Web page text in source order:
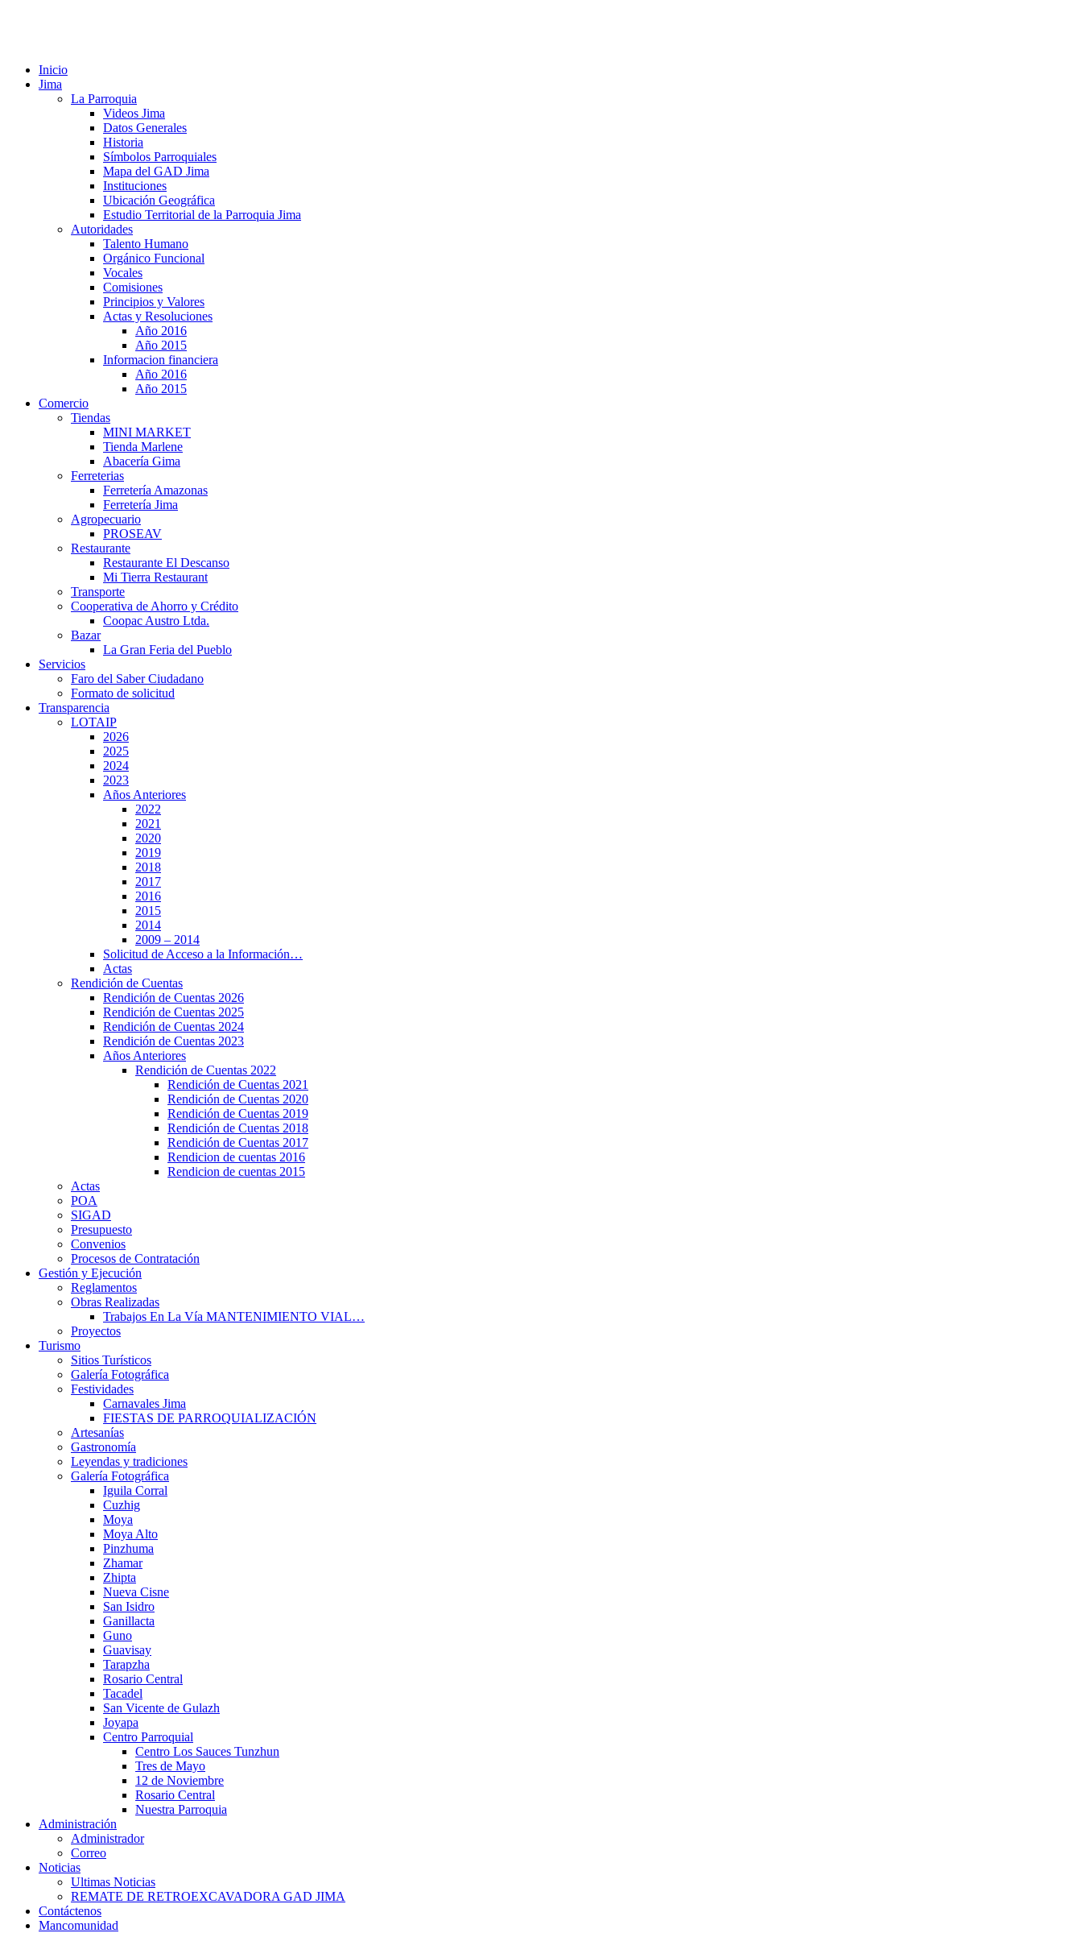
Inicio
Jima
La Parroquia
Videos Jima
Datos Generales
Historia
Símbolos Parroquiales
Mapa del GAD Jima
Instituciones
Ubicación Geográfica
Estudio Territorial de la Parroquia Jima
Autoridades
Talento Humano
Orgánico Funcional
Vocales
Comisiones
Principios y Valores
Actas y Resoluciones
Año 2016
Año 2015
Informacion financiera
Año 2016
Año 2015
Comercio
Tiendas
MINI MARKET
Tienda Marlene
Abacería Gima
Ferreterias
Ferretería Amazonas
Ferretería Jima
Agropecuario
PROSEAV
Restaurante
Restaurante El Descanso
Mi Tierra Restaurant
Transporte
Cooperativa de Ahorro y Crédito
Coopac Austro Ltda.
Bazar
La Gran Feria del Pueblo
Servicios
Faro del Saber Ciudadano
Formato de solicitud
Transparencia
LOTAIP
2026
2025
2024
2023
Años Anteriores
2022
2021
2020
2019
2018
2017
2016
2015
2014
2009 – 2014
Solicitud de Acceso a la Información…
Actas
Rendición de Cuentas
Rendición de Cuentas 2026
Rendición de Cuentas 2025
Rendición de Cuentas 2024
Rendición de Cuentas 2023
Años Anteriores
Rendición de Cuentas 2022
Rendición de Cuentas 2021
Rendición de Cuentas 2020
Rendición de Cuentas 2019
Rendición de Cuentas 2018
Rendición de Cuentas 2017
Rendicion de cuentas 2016
Rendicion de cuentas 2015
Actas
POA
SIGAD
Presupuesto
Convenios
Procesos de Contratación
Gestión y Ejecución
Reglamentos
Obras Realizadas
Trabajos En La Vía MANTENIMIENTO VIAL…
Proyectos
Turismo
Sitios Turísticos
Galería Fotográfica
Festividades
Carnavales Jima
FIESTAS DE PARROQUIALIZACIÓN
Artesanías
Gastronomía
Leyendas y tradiciones
Galería Fotográfica
Iguila Corral
Cuzhig
Moya
Moya Alto
Pinzhuma
Zhamar
Zhipta
Nueva Cisne
San Isidro
Ganillacta
Guno
Guavisay
Tarapzha
Rosario Central
Tacadel
San Vicente de Gulazh
Joyapa
Centro Parroquial
Centro Los Sauces Tunzhun
Tres de Mayo
12 de Noviembre
Rosario Central
Nuestra Parroquia
Administración
Administrador
Correo
Noticias
Ultimas Noticias
REMATE DE RETROEXCAVADORA GAD JIMA
Contáctenos
Mancomunidad